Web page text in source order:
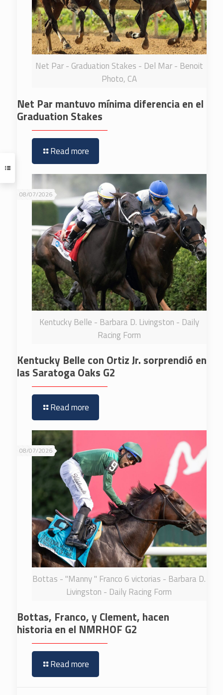
Net Par - Graduation Stakes - Del Mar - Benoit
Photo, CA
Net Par mantuvo mínima diferencia en el
Graduation Stakes
Read more
Kentucky Belle - Barbara D. Livingston - Daily
Racing Form
08/07/2026
Kentucky Belle con Ortiz Jr. sorprendió en
las Saratoga Oaks G2
Read more
Bottas - "Manny " Franco 6 victorias - Barbara D.
Livingston - Daily Racing Form
08/07/2026
Bottas, Franco, y Clement, hacen
historia en el NMRHOF G2
Read more